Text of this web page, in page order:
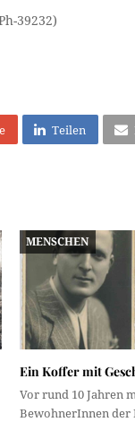
39232)
Teilen
MENSCHEN
Ein Koffer mit
Vor rund 10 Jahren
BewohnerInnen der